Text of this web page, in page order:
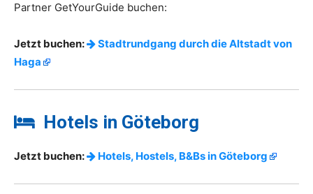
Partner GetYourGuide buchen:
Jetzt buchen:
Stadtrundgang durch die Altstadt von
Haga
Hotels in Göteborg
Jetzt buchen: Hotels, Hostels, B&Bs in Göteborg